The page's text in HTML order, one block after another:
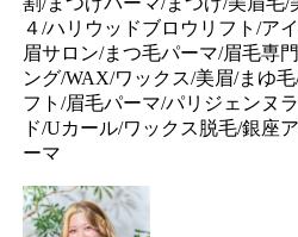
４/ハリウッドブロウリフト/ア
眉サロン/まつ毛パーマ/眉毛専
ング/WAX/ワックス/美眉/まゆ
フト/眉毛パーマ/パリジェンヌ
ド/Uカール/ワックス脱毛/銀座
ーマ